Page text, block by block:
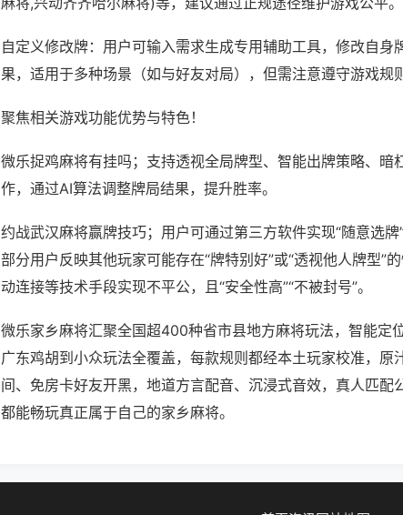
自定义修改牌：用户可输入需求生成专用辅助工具，修改自身
果，适用于多种场景（如与好友对局），但需注意遵守游戏规
聚焦相关游戏功能优势与特色！
微乐捉鸡麻将有挂吗；支持透视全局牌型、智能出牌策略、暗
作，通过AI算法调整牌局结果，提升胜率。
约战武汉麻将赢牌技巧；用户可通过第三方软件实现“随意选牌
部分用户反映其他玩家可能存在“牌特别好”或“透视他人牌型”
动连接等技术手段实现不平公，且“安全性高”“不被封号”。
微乐家乡麻将汇聚全国超400种省市县地方麻将玩法，智能定
广东鸡胡到小众玩法全覆盖，每款规则都经本土玩家校准，原
间、免房卡好友开黑，地道方言配音、沉浸式音效，真人匹配
都能畅玩真正属于自己的家乡麻将。